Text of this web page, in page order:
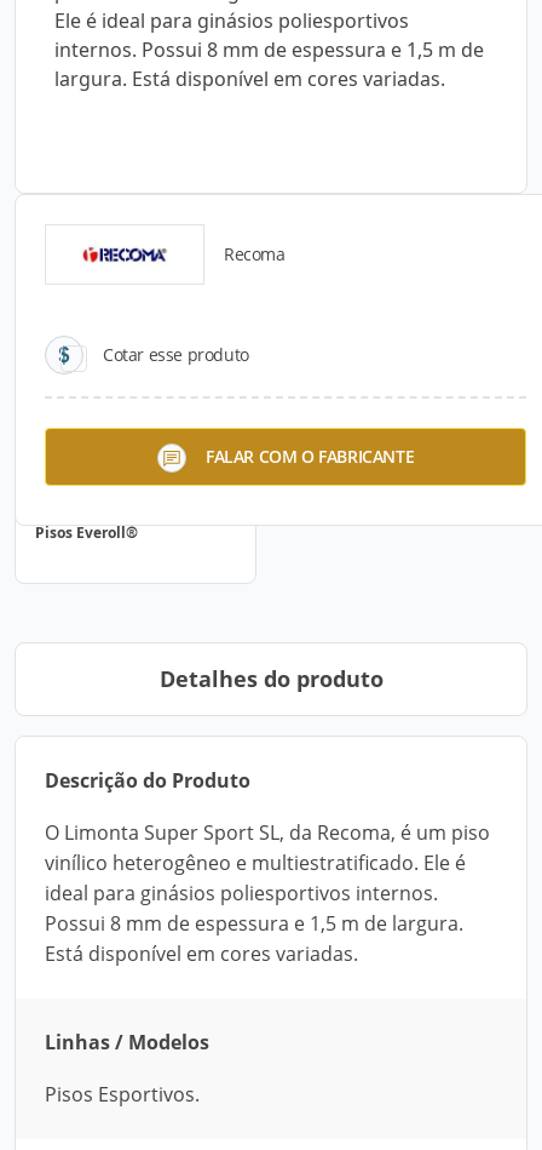
Ele é ideal para ginásios poliesportivos
internos. Possui 8 mm de espessura e 1,5 m de
largura. Está disponível em cores variadas.
Recoma
Cotar esse produto
FALAR COM O FABRICANTE
Catálogos para Download
Pisos Everoll®
Detalhes do produto
Descrição do Produto
O Limonta Super Sport SL, da Recoma, é um piso
vinílico heterogêneo e multiestratificado. Ele é
ideal para ginásios poliesportivos internos.
Possui 8 mm de espessura e 1,5 m de largura.
Está disponível em cores variadas.
Linhas / Modelos
Pisos Esportivos.